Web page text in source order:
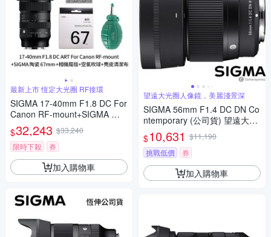
最新上市 恆定大光圈 RF接環
SIGMA 17-40mm F1.8 DC For
Canon RF-mount+SIGMA 陶
瓷 67mm保護鏡+相機魔毯+BW
-130吹球+麂皮清潔布(公司貨)
$32,243 $33,240
限時下殺
券
加入購物車
望遠大光圈人像鏡，美麗淺景深
SIGMA 56mm F1.4 DC DN Co
ntemporary (公司貨) 望遠大光
圈定焦鏡頭 人像鏡 APS-C 無反
微單眼專用鏡頭
$10,631 $11,190
挑戰低價
券
加入購物車